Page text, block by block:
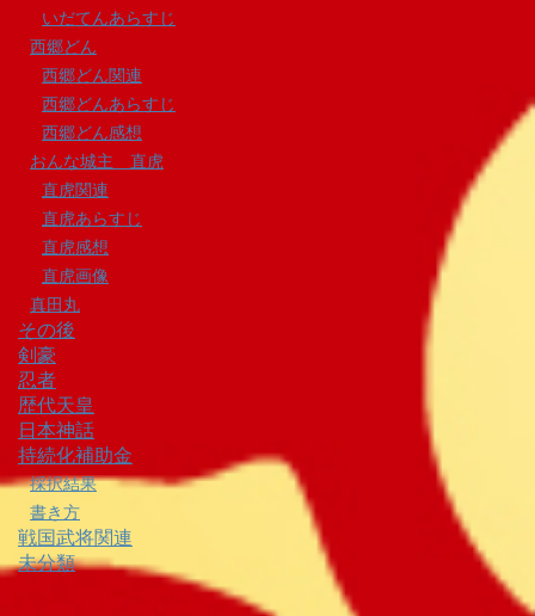
いだてんあらすじ
西郷どん
西郷どん関連
西郷どんあらすじ
西郷どん感想
おんな城主 直虎
直虎関連
直虎あらすじ
直虎感想
直虎画像
真田丸
その後
剣豪
忍者
歴代天皇
日本神話
持続化補助金
採択結果
書き方
戦国武将関連
未分類